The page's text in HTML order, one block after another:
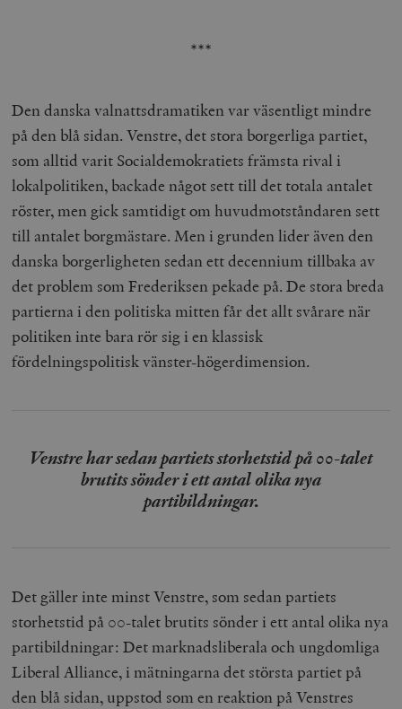
***
Den danska valnattsdramatiken var väsentligt mindre
på den blå sidan. Venstre, det stora borgerliga partiet,
som alltid varit Socialdemokratiets främsta rival i
lokalpolitiken, backade något sett till det totala antalet
röster, men gick samtidigt om huvudmotståndaren sett
till antalet borgmästare. Men i grunden lider även den
danska borgerligheten sedan ett decennium tillbaka av
det problem som Frederiksen pekade på. De stora breda
partierna i den politiska mitten får det allt svårare när
politiken inte bara rör sig i en klassisk
fördelningspolitisk vänster-högerdimension.
Venstre har sedan partiets storhetstid på 00-talet
brutits sönder i ett antal olika nya
partibildningar.
Det gäller inte minst Venstre, som sedan partiets
storhetstid på 00-talet brutits sönder i ett antal olika nya
partibildningar: Det marknadsliberala och ungdomliga
Liberal Alliance, i mätningarna det största partiet på
den blå sidan, uppstod som en reaktion på Venstres